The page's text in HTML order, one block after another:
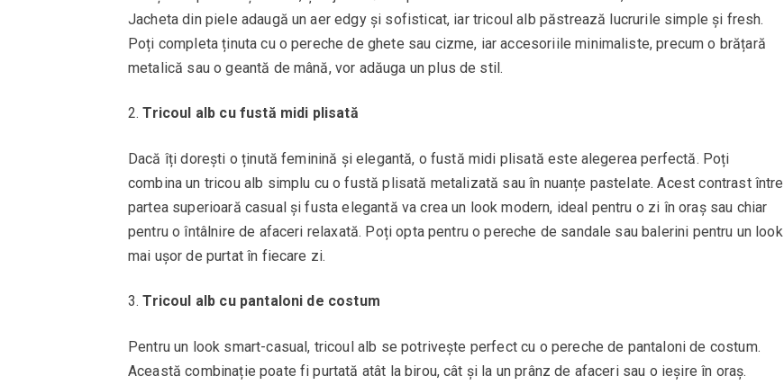
Jacheta din piele adaugă un aer edgy și sofisticat, iar tricoul alb păstrează lucrurile simple și fresh.
Poți completa ținuta cu o pereche de ghete sau cizme, iar accesoriile minimaliste, precum o brățară
metalică sau o geantă de mână, vor adăuga un plus de stil.
Tricoul alb cu fustă midi plisată
Dacă îți dorești o ținută feminină și elegantă, o fustă midi plisată este alegerea perfectă. Poți
combina un tricou alb simplu cu o fustă plisată metalizată sau în nuanțe pastelate. Acest contrast între
partea superioară casual și fusta elegantă va crea un look modern, ideal pentru o zi în oraș sau chiar
pentru o întâlnire de afaceri relaxată. Poți opta pentru o pereche de sandale sau balerini pentru un look
mai ușor de purtat în fiecare zi.
Tricoul alb cu pantaloni de costum
Pentru un look smart-casual, tricoul alb se potrivește perfect cu o pereche de pantaloni de costum.
Această combinație poate fi purtată atât la birou, cât și la un prânz de afaceri sau o ieșire în oraș.